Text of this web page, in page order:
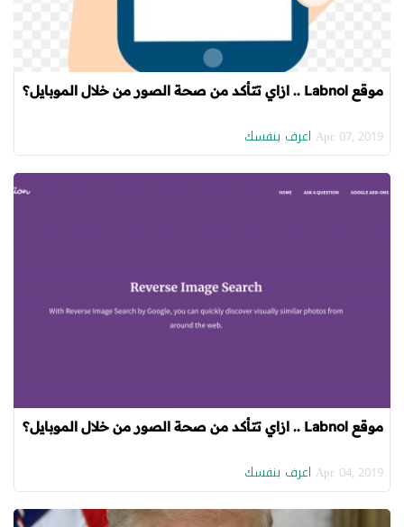
موقع Labnol .. ازاي تتأكد من صحة الصور من خلال الموبايل؟
Apr. 07, 2019 اعرف بنفسك
موقع Labnol .. ازاي تتأكد من صحة الصور من خلال الموبايل؟
Apr. 04, 2019 اعرف بنفسك